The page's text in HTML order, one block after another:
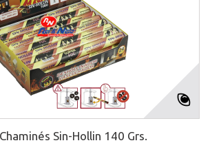
Sin-Hollin 140 Grs.